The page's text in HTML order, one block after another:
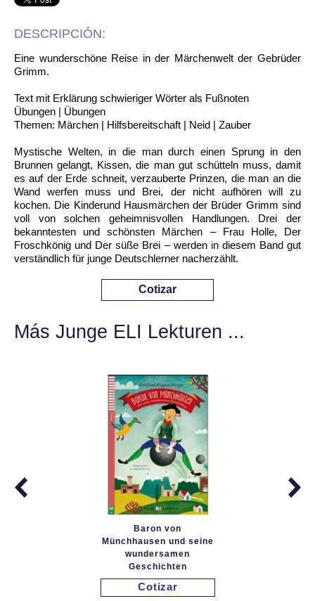
DESCRIPCIÓN:
Eine wunderschöne Reise in der Märchenwelt der Gebrüder
Grimm.
Text mit Erklärung schwieriger Wörter als Fußnoten
Übungen | Übungen
Themen: Märchen | Hilfsbereitschaft | Neid | Zauber
Mystische Welten, in die man durch einen Sprung in den
Brunnen gelangt, Kissen, die man gut schütteln muss, damit
es auf der Erde schneit, verzauberte Prinzen, die man an die
Wand werfen muss und Brei, der nicht aufhören will zu
kochen. Die Kinderund Hausmärchen der Brüder Grimm sind
voll von solchen geheimnisvollen Handlungen. Drei der
bekanntesten und schönsten Märchen – Frau Holle, Der
Froschkönig und Der süße Brei – werden in diesem Band gut
verständlich für junge Deutschlerner nacherzählt.
Cotizar
Más Junge ELI Lekturen ...
Baron von
Münchhausen und seine
wundersamen
Geschichten
Cotizar